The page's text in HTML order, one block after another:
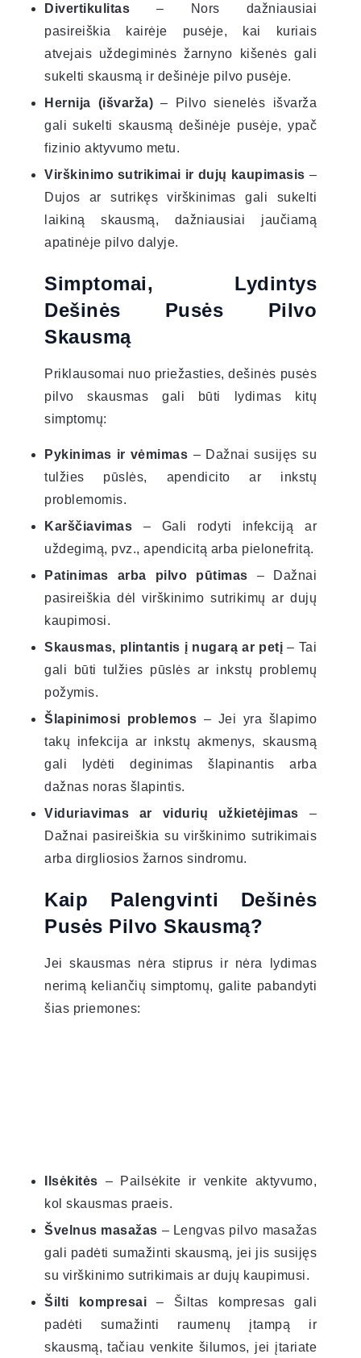
Divertikulitas – Nors dažniausiai
pasireiškia kairėje pusėje, kai kuriais
atvejais uždegiminės žarnyno kišenės gali
sukelti skausmą ir dešinėje pilvo pusėje.
Hernija (išvarža) – Pilvo sienelės išvarža
gali sukelti skausmą dešinėje pusėje, ypač
fizinio aktyvumo metu.
Virškinimo sutrikimai ir dujų kaupimasis –
Dujos ar sutrikęs virškinimas gali sukelti
laikiną skausmą, dažniausiai jaučiamą
apatinėje pilvo dalyje.
Simptomai, Lydintys
Dešinės Pusės Pilvo
Skausmą
Priklausomai nuo priežasties, dešinės pusės
pilvo skausmas gali būti lydimas kitų
simptomų:
Pykinimas ir vėmimas – Dažnai susijęs su
tulžies pūslės, apendicito ar inkstų
problemomis.
Karščiavimas – Gali rodyti infekciją ar
uždegimą, pvz., apendicitą arba pielonefritą.
Patinimas arba pilvo pūtimas – Dažnai
pasireiškia dėl virškinimo sutrikimų ar dujų
kaupimosi.
Skausmas, plintantis į nugarą ar petį – Tai
gali būti tulžies pūslės ar inkstų problemų
požymis.
Šlapinimosi problemos – Jei yra šlapimo
takų infekcija ar inkstų akmenys, skausmą
gali lydėti deginimas šlapinantis arba
dažnas noras šlapintis.
Viduriavimas ar vidurių užkietėjimas –
Dažnai pasireiškia su virškinimo sutrikimais
arba dirgliosios žarnos sindromu.
Kaip Palengvinti Dešinės
Pusės Pilvo Skausmą?
Jei skausmas nėra stiprus ir nėra lydimas
nerimą keliančių simptomų, galite pabandyti
šias priemones:
Ilsėkitės – Pailsėkite ir venkite aktyvumo,
kol skausmas praeis.
Švelnus masažas – Lengvas pilvo masažas
gali padėti sumažinti skausmą, jei jis susijęs
su virškinimo sutrikimais ar dujų kaupimusi.
Šilti kompresai – Šiltas kompresas gali
padėti sumažinti raumenų įtampą ir
skausmą, tačiau venkite šilumos, jei įtariate